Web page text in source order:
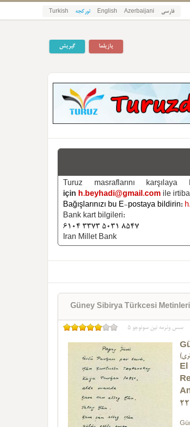
فارسی Azerbaijani
English تورکجه Turkish
گیریش یازیلما
Turuz masraflarını
için h.beyhadi@gmail.com ile
Bağışlarınızı bu E-postaya bildirin:
Bank kart bilgileri:
6104 3373 5031 8547
Iran Millet Bank
Güney Sibirya Türkcesi
سس وئرمه نین سونوجو 5
El